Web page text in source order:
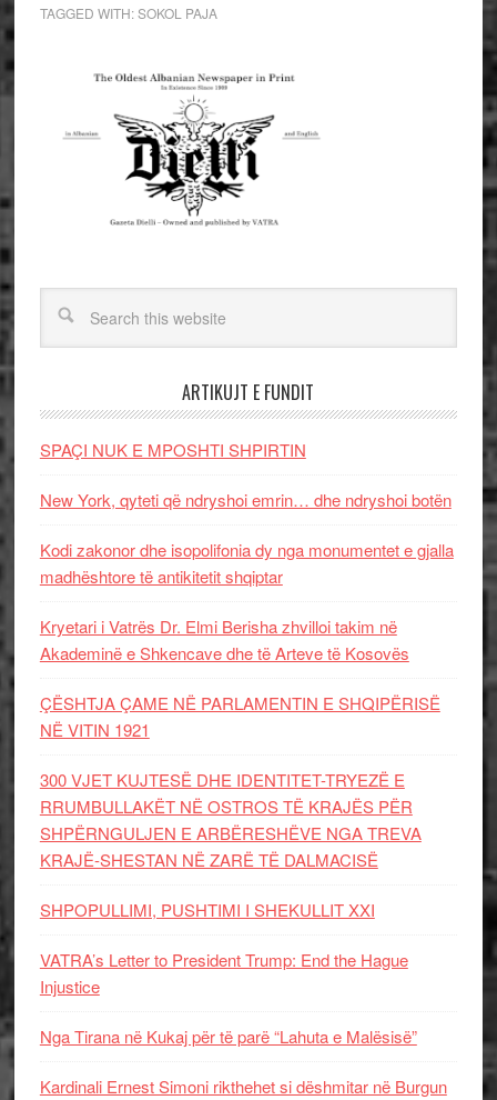
TAGGED WITH:SOKOL PAJA
ARTIKUJT E FUNDIT
SPAÇI NUK E MPOSHTI SHPIRTIN
New York, qyteti që ndryshoi emrin… dhe ndryshoi botën
Kodi zakonor dhe isopolifonia dy nga monumentet e gjalla
madhështore të antikitetit shqiptar
Kryetari i Vatrës Dr. Elmi Berisha zhvilloi takim në
Akademinë e Shkencave dhe të Arteve të Kosovës
ÇËSHTJA ÇAME NË PARLAMENTIN E SHQIPËRISË
NË VITIN 1921
300 VJET KUJTESË DHE IDENTITET-TRYEZË E
RRUMBULLAKËT NË OSTROS TË KRAJËS PËR
SHPËRNGULJEN E ARBËRESHËVE NGA TREVA
KRAJË-SHESTAN NË ZARË TË DALMACISË
SHPOPULLIMI, PUSHTIMI I SHEKULLIT XXI
VATRA’s Letter to President Trump: End the Hague
Injustice
Nga Tirana në Kukaj për të parë “Lahuta e Malësisë”
Kardinali Ernest Simoni rikthehet si dëshmitar në Burgun